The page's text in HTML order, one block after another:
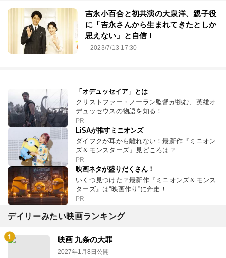
吉永小百合と初共演の大泉洋、親子役
に「吉永さんから生まれてきたとしか
思えない」と自信！
2023/7/13 17:30
「オデュッセイア」とは
クリストファー・ノーラン監督が挑む、英雄オ
デュッセウスの物語を知る！
PR
LiSAが推すミニオンズ
ダイフクが耳から離れない！最新作『ミニオン
ズ＆モンスターズ』見どころは？
PR
映画ネタが盛りだくさん！
いくつ見つけた？最新作『ミニオンズ＆モンス
ターズ』は“映画作り”に奔走！
PR
デイリーみたい映画ランキング
映画 九条の大罪
2027年1月8日公開